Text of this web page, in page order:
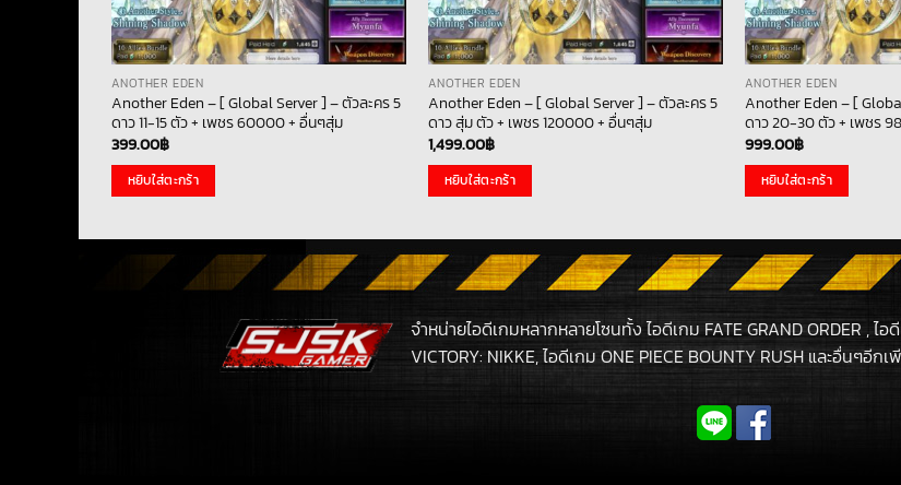
ANOTHER EDEN
Another Eden – [ Global Server ] – ตัวละคร 5
ดาว 11-15 ตัว + เพชร 60000 + อื่นๆสุ่ม
399.00฿
หยิบใส่ตะกร้า
ANOTHER EDEN
Another Eden – [ Global Server ] – ตัวละคร 5
ดาว สุ่ม ตัว + เพชร 120000 + อื่นๆสุ่ม
1,499.00฿
หยิบใส่ตะกร้า
ANOTHER EDEN
Another Eden – [
ดาว 20-30 ตัว + เพชร
999.00฿
หยิบใส่ตะกร้า
จำหน่ายไอดีเกมหลากหลายโซนทั้ง ไอดีเกม FATE GRAND ORDER , ไ
VICTORY: NIKKE, ไอดีเกม ONE PIECE BOUNTY RUSH และอื่นๆอี